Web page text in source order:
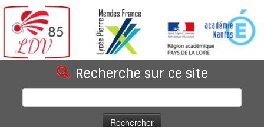
Recherche sur ce site
Rechercher :